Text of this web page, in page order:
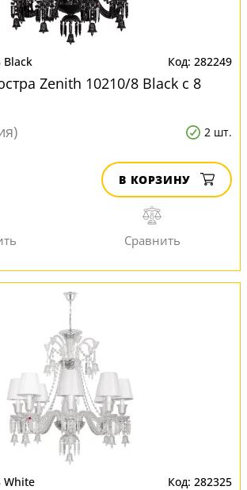
Black 282249
Zenith 10210/8 Black с 8
2 шт.
В КОРЗИНУ
White 282325